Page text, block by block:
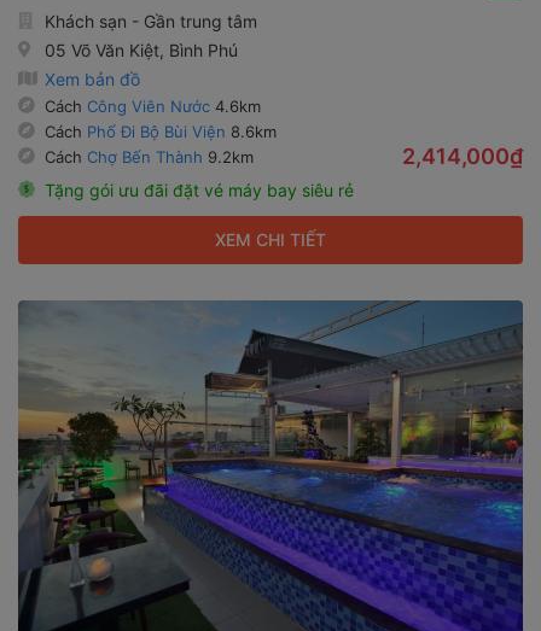
Khách sạn - Gần trung tâm
05 Võ Văn Kiệt, Bình Phú
Xem bản đồ
Cách Công Viên Nước 4.6km
Cách Phố Đi Bộ Bùi Viện 8.6km
Cách Chợ Bến Thành 9.2km
Tặng gói ưu đãi đặt vé máy bay siêu rẻ
2,414,000₫
XEM CHI TIẾT